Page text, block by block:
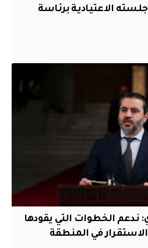
الاعتيادية برئاسة
ندعم الخطوات التي يقودها
الاستقرار في المنطقة